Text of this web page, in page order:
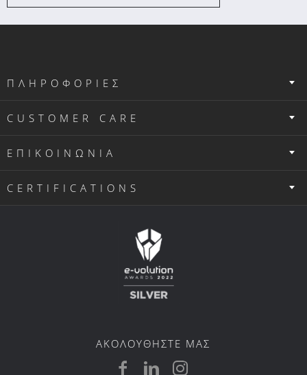
ΠΛΗΡΟΦΟΡΙΕΣ
CUSTOMER CARE
ΕΠΙΚΟΙΝΩΝΙΑ
CERTIFICATIONS
ΑΚΟΛΟΥΘΗΣΤΕ ΜΑΣ